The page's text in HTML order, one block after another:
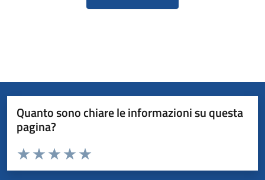
Quanto sono chiare le informazioni su questa
pagina?
Valuta da 1 a 5 stelle la pagina
Valuta 5 stelle su 5
Valuta 4 stelle su 5
Valuta 3 stelle su 5
Valuta 2 stelle su 5
Valuta 1 stelle su 5